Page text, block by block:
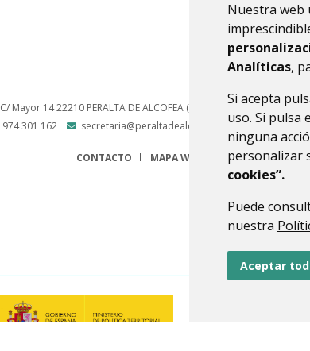
Nuestra web
Analíticas,
Si acepta
uso. Si pulsa
ninguna
personalizar
cookies”.
Puede
nuestra
Aceptar
C/ Mayor 1422210 PERALTA DE ALCOFEA (HUESCA)- ARAGÓN
974 301 162
secretaria@peraltadealcofea.es
CONTACTO MAPA WEB AVISO LEGAL